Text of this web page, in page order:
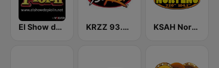
El Show de Piolín KRZZ 93.3 La Raza FM KSAH Norteño 720 y 104.1